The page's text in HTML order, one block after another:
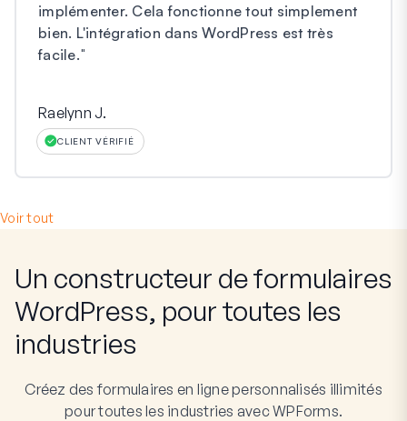
implémenter. Cela fonctionne tout simplement
bien. L'intégration dans WordPress est très
facile."
Raelynn J.
CLIENT VÉRIFIÉ
Voir tout
Un constructeur de formulaires
WordPress, pour toutes les
industries
Créez des formulaires en ligne personnalisés illimités
pour toutes les industries avec WPForms.